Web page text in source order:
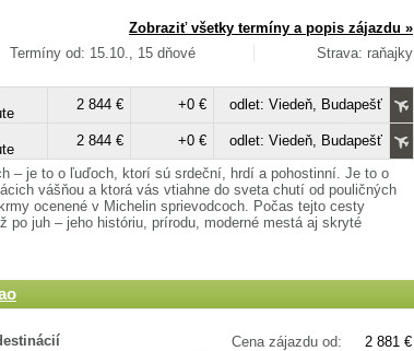
Zobraziť všetky termíny a popis zájazdu »
Termíny od: 15.10., 15 dňové
Strava: raňajky
2 844 € +0 € odlet: Viedeň, Budapešť
2 844 € +0 €
odlet: Viedeň, Budapešť
– je to o ľuďoch, ktorí sú srdeční, hrdí a pohostinní. Je to o
vášňou a ktorá vás vtiahne do sveta chutí od pouličných
ocenené v Michelin sprievodcoch. Počas tejto cesty
po juh – jeho históriu, prírodu, moderné mestá aj skryté
Cena zájazdu od:
2 881 €